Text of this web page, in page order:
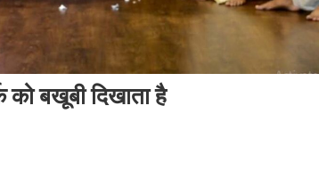
को बखूबी दिखाता है